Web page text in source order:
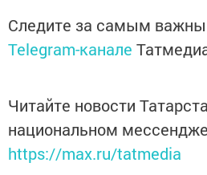
Следите за самым
Telegram-канале
Читайте новости
национальном
https://max.ru/tatmedia